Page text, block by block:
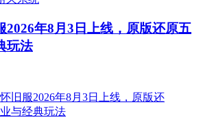
2026年8月3日上线，原版还原五
玩法